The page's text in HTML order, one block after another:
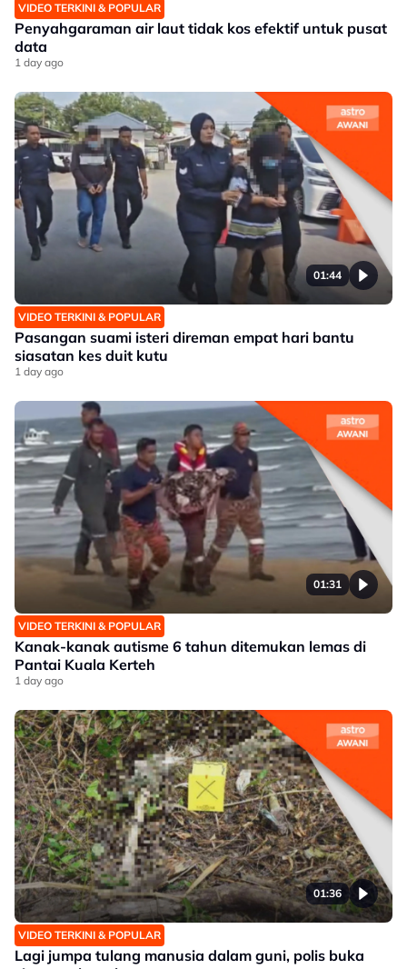
VIDEO TERKINI & POPULAR
Penyahgaraman air laut tidak kos efektif untuk pusat
data
1 day ago
01:44
VIDEO TERKINI & POPULAR
Pasangan suami isteri direman empat hari bantu
siasatan kes duit kutu
1 day ago
01:31
VIDEO TERKINI & POPULAR
Kanak-kanak autisme 6 tahun ditemukan lemas di
Pantai Kuala Kerteh
1 day ago
01:36
VIDEO TERKINI & POPULAR
Lagi jumpa tulang manusia dalam guni, polis buka